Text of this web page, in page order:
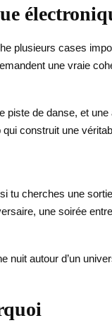
plusieurs cases
une vraie
piste de danse, et
construit une
tu cherches une
une soirée
autour d’un